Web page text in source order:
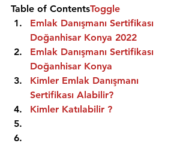
Table of ContentsToggle
Emlak Danışmanı Sertifikası
Doğanhisar Konya 2022
Emlak Danışmanı Sertifikası
Doğanhisar Konya
Kimler Emlak Danışmanı
Sertifikası Alabilir?
Kimler Katılabilir ?